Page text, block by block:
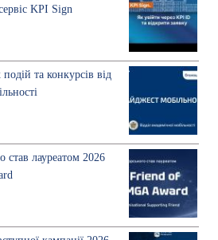
KPI Sign
та конкурсів від
став лауреатом 2026